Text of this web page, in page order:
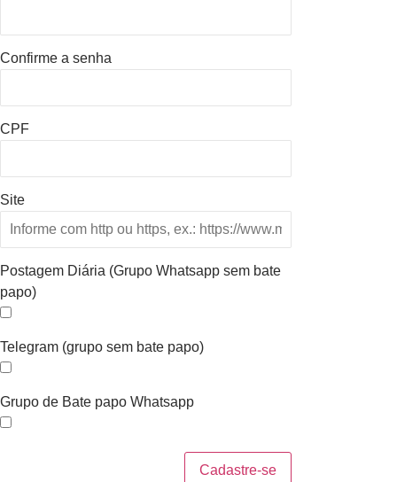
Confirme a senha
CPF
Site
Postagem Diária (Grupo Whatsapp sem bate
papo)
Telegram (grupo sem bate papo)
Grupo de Bate papo Whatsapp